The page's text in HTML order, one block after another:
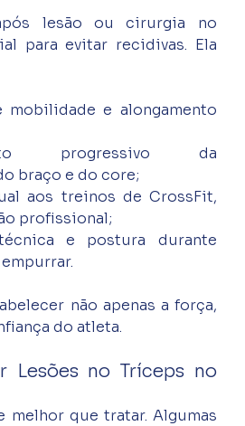
lesão ou cirurgia no
para evitar recidivas. Ela
mobilidade e alongamento
progressivo da
braço e do core;
aos treinos de CrossFit,
profissional;
e postura durante
não apenas a força,
do atleta.
Lesões no Tríceps no
melhor que tratar. Algumas